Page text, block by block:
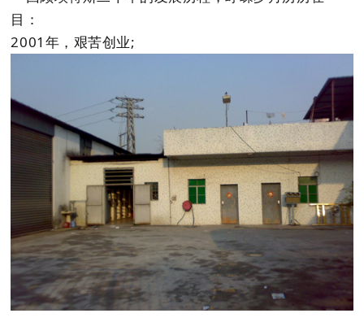
目：
2001年，艰苦创业;